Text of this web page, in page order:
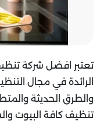
تعتبر افضل شركة
الرائدة في مجال
والطرق الحديثة
تنظيف كافة البيوت